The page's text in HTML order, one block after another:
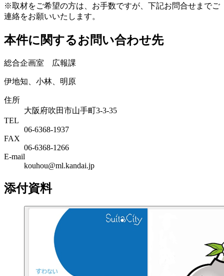
※取材をご希望の方は、お手数ですが、下記お問合せまでご
連絡をお願いいたします。
本件に関するお問い合わせ先
総合企画室 広報課
伊地知、小林、明原
住所
大阪府吹田市山手町3-3-35
TEL
06-6368-1937
FAX
06-6368-1266
E-mail
kouhou@ml.kandai.jp
添付資料